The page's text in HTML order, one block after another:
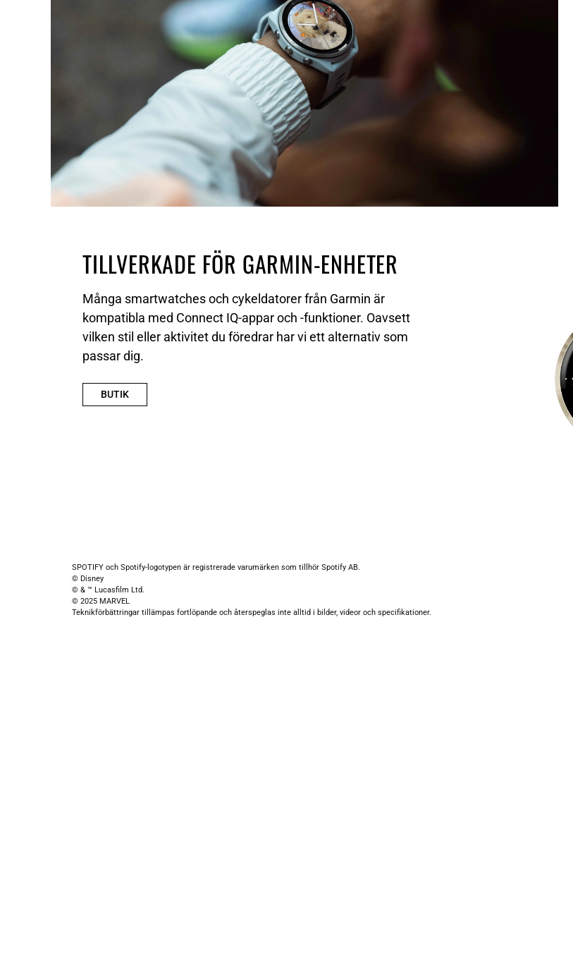
TILLVERKADE FÖR GARMIN-ENHETER
Många smartwatches och cykeldatorer från Garmin är
kompatibla med Connect IQ-appar och -funktioner. Oavsett
vilken stil eller aktivitet du föredrar har vi ett alternativ som
passar dig.
BUTIK
SPOTIFY och Spotify-logotypen är registrerade varumärken som tillhör Spotify AB.
© Disney
© & ™ Lucasfilm Ltd.
© 2025 MARVEL
Teknikförbättringar tillämpas fortlöpande och återspeglas inte alltid i bilder, videor och specifikationer.